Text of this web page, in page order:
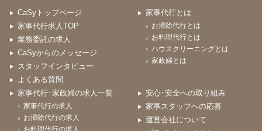
CaSyトップページ
家事代行求人TOP
業務委託の求人
CaSyからのメッセージ
スタッフインタビュー
よくある質問
家事代行とは
お掃除代行とは
お料理代行とは
ハウスクリーニングとは
家政婦とは
家事代行･家政婦の求人一覧
家事代行の求人
お掃除代行の求人
お料理代行の求人
安心･安全への取り組み
家事スタッフへの応募
運営会社について